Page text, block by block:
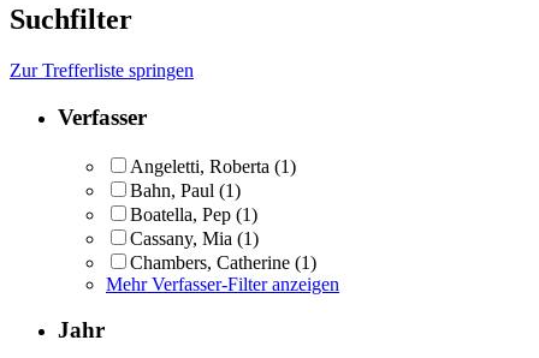
Suchfilter
Zur Trefferliste springen
Verfasser
Angeletti, Roberta (1)
Bahn, Paul (1)
Boatella, Pep (1)
Cassany, Mia (1)
Chambers, Catherine (1)
Mehr Verfasser-Filter anzeigen
Jahr